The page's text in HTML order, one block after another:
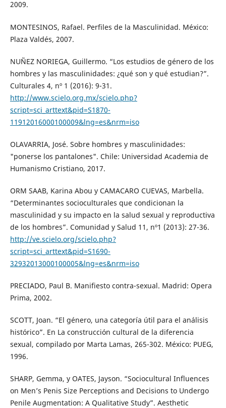
2009.
MONTESINOS, Rafael. Perfiles de la Masculinidad. México:
Plaza Valdés, 2007.
NUÑEZ NORIEGA, Guillermo. “Los estudios de género de los
hombres y las masculinidades: ¿qué son y qué estudian?”.
Culturales 4, nº 1 (2016): 9-31.
http://www.scielo.org.mx/scielo.php?
script=sci_arttext&pid=S1870-
11912016000100009&lng=es&nrm=iso
OLAVARRIA, José. Sobre hombres y masculinidades:
"ponerse los pantalones". Chile: Universidad Academia de
Humanismo Cristiano, 2017.
ORM SAAB, Karina Abou y CAMACARO CUEVAS, Marbella.
“Determinantes socioculturales que condicionan la
masculinidad y su impacto en la salud sexual y reproductiva
de los hombres”. Comunidad y Salud 11, nº1 (2013): 27-36.
http://ve.scielo.org/scielo.php?
script=sci_arttext&pid=S1690-
32932013000100005&lng=es&nrm=iso
PRECIADO, Paul B. Manifiesto contra-sexual. Madrid: Opera
Prima, 2002.
SCOTT, Joan. “El género, una categoría útil para el análisis
histórico”. En La construcción cultural de la diferencia
sexual, compilado por Marta Lamas, 265-302. México: PUEG,
1996.
SHARP, Gemma, y OATES, Jayson. “Sociocultural Influences
on Men’s Penis Size Perceptions and Decisions to Undergo
Penile Augmentation: A Qualitative Study”. Aesthetic